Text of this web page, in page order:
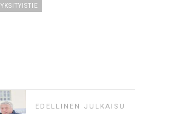
YKSITYISTIE
EDELLINEN JULKAISU